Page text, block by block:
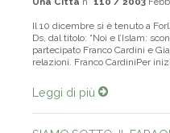
Una Città n° 110 / 2003
Il 10 dicembre si è tenuto a
Ds, dal titolo: “Noi e l’Islam:
partecipato Franco Cardini e
relazioni. Franco CardiniPer
Leggi di più